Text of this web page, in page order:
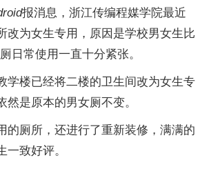
报消息，浙江传编程媒学院最近
改为女生专用，原因是学校男女生比
日常使用一直十分紧张。
学楼已经将二楼的卫生间改为女生专
然是原本的男女厕不变。
的厕所，还进行了重新装修，满满的
一致好评。